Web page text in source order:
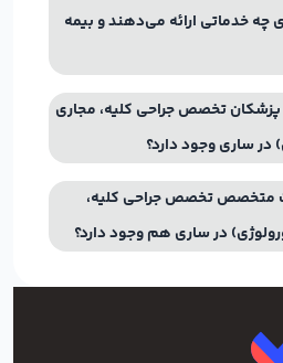
چه خدماتی ارائه می‌دهند و بیمه
پزشکان تخصص جراحی کلیه، مجاری
در ساری وجود دارد؟
متخصص تخصص جراحی کلیه،
در ساری هم وجود دارد؟